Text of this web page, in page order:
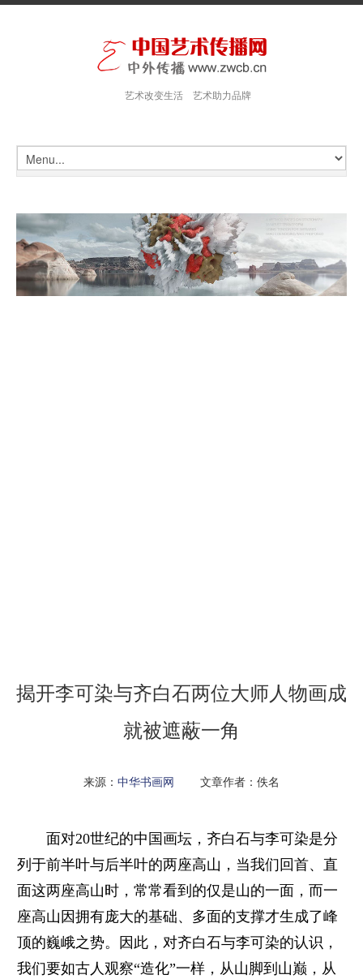
艺术改变生活 艺术助力品牌
揭开李可染与齐白石两位大师人物画成
就被遮蔽一角
来源： 中华书画网 文章作者：佚名
面对20世纪的中国画坛，齐白石与李可染是分
列于前半叶与后半叶的两座高山，当我们回首、直
面这两座高山时，常常看到的仅是山的一面，而一
座高山因拥有庞大的基础、多面的支撑才生成了峰
顶的巍峨之势。因此，对齐白石与李可染的认识，
我们要如古人观察“造化”一样，从山脚到山巅，从